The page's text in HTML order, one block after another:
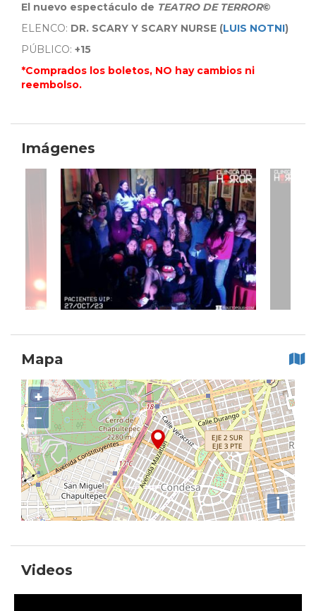
El nuevo espectáculo de TEATRO DE TERROR©
ELENCO: DR. SCARY Y SCARY NURSE (LUIS NOTNI)
PÚBLICO: +15
*Comprados los boletos, NO hay cambios ni
reembolso.
Imágenes
Mapa
+
−
i
Videos